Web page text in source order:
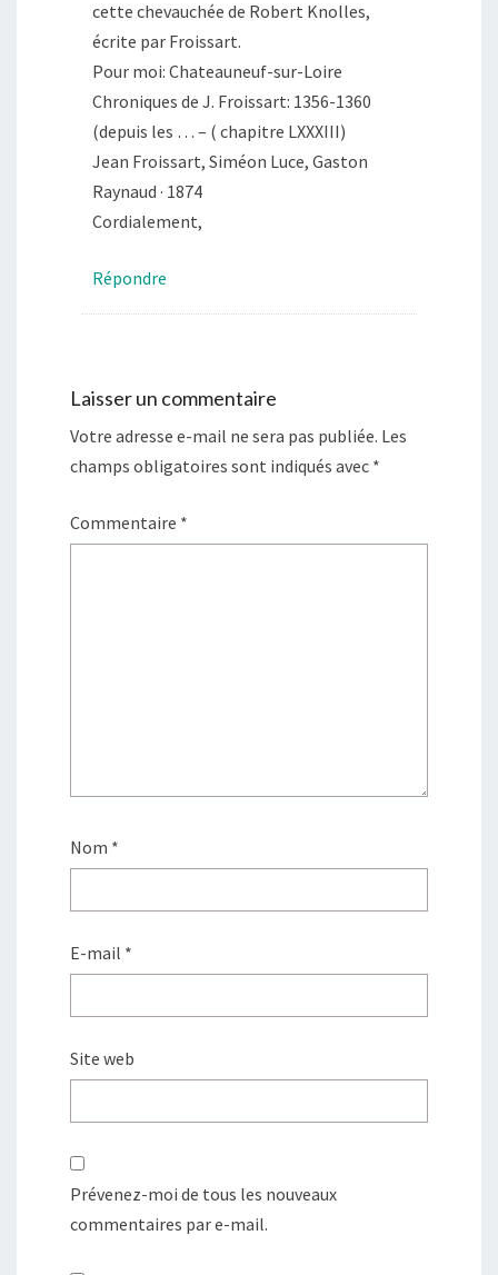
cette chevauchée de Robert Knolles,
écrite par Froissart.
Pour moi: Chateauneuf-sur-Loire
Chroniques de J. Froissart: 1356-1360
(depuis les … – ( chapitre LXXXIII)
Jean Froissart, ‎Siméon Luce, ‎Gaston
Raynaud · 1874
Cordialement,
Répondre
Laisser un commentaire
Votre adresse e-mail ne sera pas publiée. Les
champs obligatoires sont indiqués avec *
Commentaire *
Nom *
E-mail *
Site web
Prévenez-moi de tous les nouveaux
commentaires par e-mail.